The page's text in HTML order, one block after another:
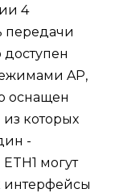
4
передачи
AP,
оснащен
которых
-
могут
интерфейсы